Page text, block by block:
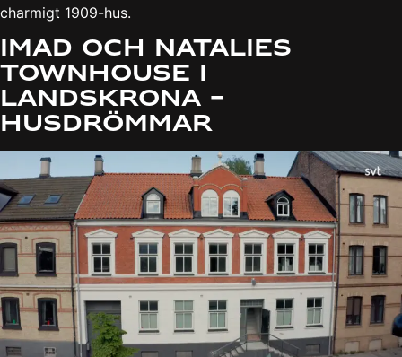
charmigt 1909-hus.
Imad och Natalies
townhouse i
Landskrona –
Husdrömmar